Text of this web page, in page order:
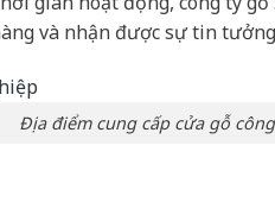
và nhận được sự tin
Địa điểm cung cấp cửa gỗ